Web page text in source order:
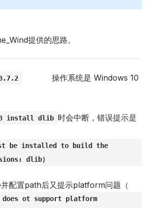
提供的思路。
操作系统是 Windows 10
install dlib 时会中断，错误提示是
must be installed to build the
dlib）
配置path后又提示platform问题（
does ot support platform